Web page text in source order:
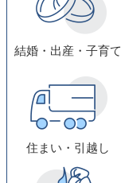
結婚・出産・子育て
住まい・引越し